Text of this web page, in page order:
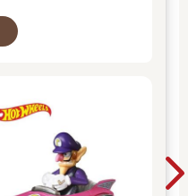
。
鷹說。